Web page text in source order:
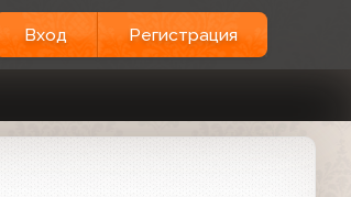
Вход Регистрация
Анонсы (Первый канал, 28.07.2005)
Юбилейный концерт Владимира
"Остаться в живых"
Анонс сериала "Две судьбы" (Первый